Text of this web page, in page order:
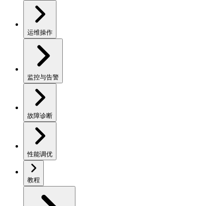
运维操作
监控与告警
故障诊断
性能调优
教程